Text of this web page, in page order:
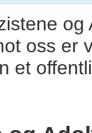
oss er
et